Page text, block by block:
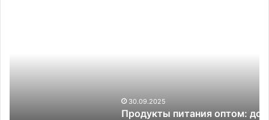
Продукты питания оптом: доступные для